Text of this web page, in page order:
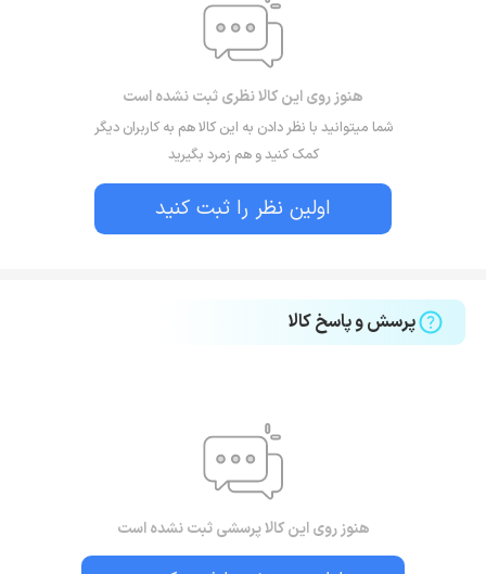
هنوز روی این کالا نظری ثبت نشده است
شما میتوانید با نظر دادن به این کالا هم به کاربران دیگر
کمک کنید و هم زمرد بگیرید
اولین نظر را ثبت کنید
پرسش و پاسخ کالا
هنوز روی این کالا پرسشی ثبت نشده است